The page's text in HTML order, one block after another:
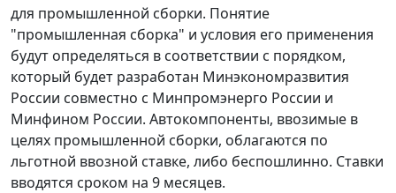
для промышленной сборки. Понятие
"промышленная сборка" и условия его применения
будут определяться в соответствии с порядком,
который будет разработан Минэкономразвития
России совместно с Минпромэнерго России и
Минфином России. Автокомпоненты, ввозимые в
целях промышленной сборки, облагаются по
льготной ввозной ставке, либо беспошлинно. Ставки
вводятся сроком на 9 месяцев.